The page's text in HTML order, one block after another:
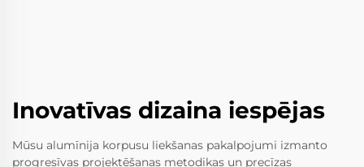
Inovatīvas dizaina iespējas
Mūsu alumīnija korpusu liekšanas pakalpojumi izmanto
progresīvas projektēšanas metodikas un precīzas